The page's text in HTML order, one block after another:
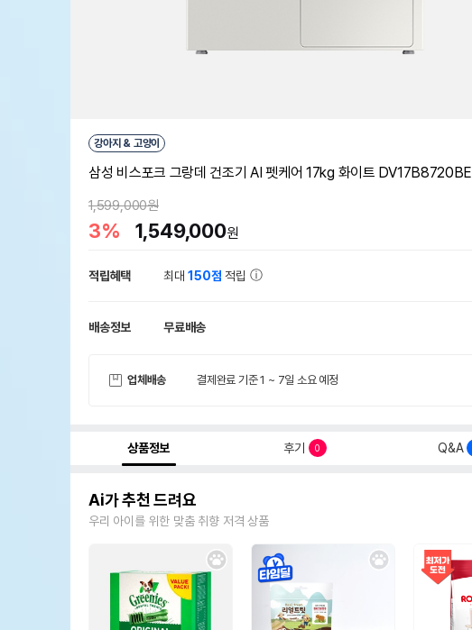
강아지 & 고양이
삼성 비스포크 그랑데 건조기 AI 펫케어 17kg 화이트 DV17B8720BE
1,599,000원
3% 1,549,000원
적립혜택 최대150점 적립
배송정보 무료배송
업체배송 결제완료 기준 1 ~ 7일 소요 예정
상품정보 후기 0 Q&A
Ai가 추천 드려요
우리 아이를 위한 맞춤 취향 저격 상품